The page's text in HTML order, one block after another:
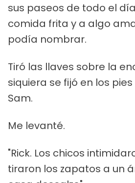
sus paseos de todo el
comida frita y a algo
podía nombrar.
Tiró las llaves sobre la
siquiera se fijó en los
Sam.
Me levanté.
"Rick. Los chicos
tiraron los zapatos a un